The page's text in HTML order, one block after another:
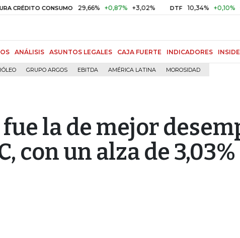
CONSUMO 29,66% +0,87% +3,02% DTF 10,34% +0,10%
ANÁLISIS ASUNTOS LEGALES CAJA FUERTE INDICADORES INSIDE
GRUPO ARGOS EBITDA AMÉRICA LATINA MOROSIDAD
la de mejor
con un alza de 3,03%